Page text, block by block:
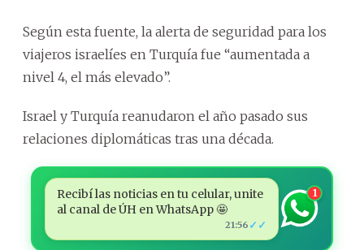
Según esta fuente, la alerta de seguridad para los
viajeros israelíes en Turquía fue “aumentada a
nivel 4, el más elevado”.
Israel y Turquía reanudaron el año pasado sus
relaciones diplomáticas tras una década.
Recibí las noticias en tu celular, unite
al canal de ÚH en WhatsApp 🤩
21:56 ✓✓
1